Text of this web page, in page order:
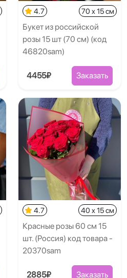
4.7 70 x 15 см
Букет из российской
розы 15 шт (70 см) (код
46820sam)
4455₽ Заказать
4.7 40 x 15 см
Красные розы 60 см 15
шт. (Россия) код товара -
20370sam
2885₽ Заказать